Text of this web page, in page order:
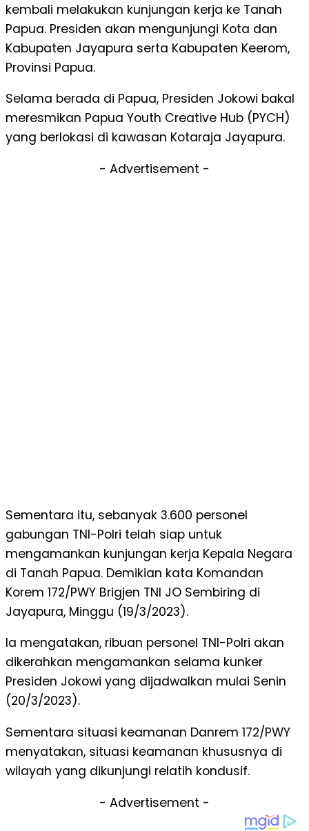
kembali melakukan kunjungan kerja ke Tanah
Papua. Presiden akan mengunjungi Kota dan
Kabupaten Jayapura serta Kabupaten Keerom,
Provinsi Papua.
Selama berada di Papua, Presiden Jokowi bakal
meresmikan Papua Youth Creative Hub (PYCH)
yang berlokasi di kawasan Kotaraja Jayapura.
- Advertisement -
Sementara itu, sebanyak 3.600 personel
gabungan TNI-Polri telah siap untuk
mengamankan kunjungan kerja Kepala Negara
di Tanah Papua. Demikian kata Komandan
Korem 172/PWY Brigjen TNI JO Sembiring di
Jayapura, Minggu (19/3/2023).
Ia mengatakan, ribuan personel TNI-Polri akan
dikerahkan mengamankan selama kunker
Presiden Jokowi yang dijadwalkan mulai Senin
(20/3/2023).
Sementara situasi keamanan Danrem 172/PWY
menyatakan, situasi keamanan khususnya di
wilayah yang dikunjungi relatih kondusif.
- Advertisement -